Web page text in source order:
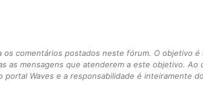
os comentários postados neste fórum. O objetivo
as mensagens que atenderem a este objetivo.
Waves e a responsabilidade é inteiramente